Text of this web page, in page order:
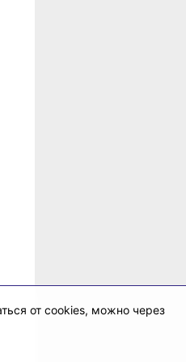
от cookies, можно через